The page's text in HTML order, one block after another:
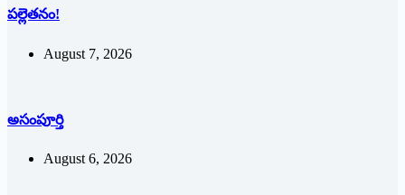
పల్లెతనం!
August 7, 2026
అసంపూర్తి
August 6, 2026